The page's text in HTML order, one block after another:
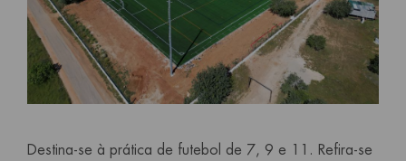
Destina-se à prática de futebol de 7, 9 e 11. Refira-se